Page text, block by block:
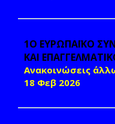
1Ο ΕΥΡΩΠΑΪΚΟ
ΚΑΙ
Ανακοινώσεις
18 Φεβ 2026